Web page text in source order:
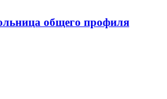
общего профиля